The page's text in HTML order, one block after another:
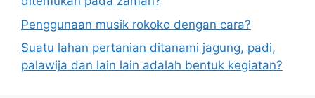
Penggunaan musik rokoko dengan cara?
Suatu lahan pertanian ditanami jagung, padi,
palawija dan lain lain adalah bentuk kegiatan?